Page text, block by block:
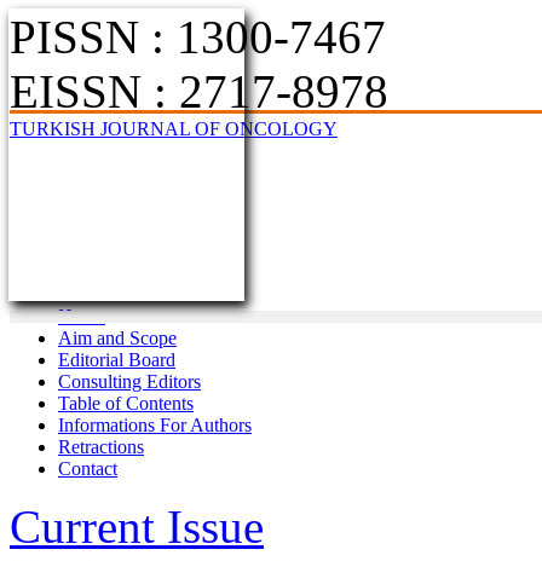
PISSN : 1300-7467
EISSN : 2717-8978
TURKISH JOURNAL OF ONCOLOGY
Home
Aim and Scope
Editorial Board
Consulting Editors
Table of Contents
Informations For Authors
Retractions
Contact
Current Issue